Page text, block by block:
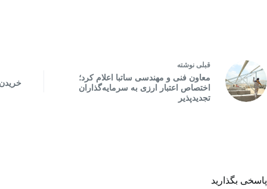
قبلی نوشته
معاون فنی و مهندسی ساتبا اعلام کرد؛
اختصاص اعتبار ارزی به سرمایه‌گذاران
تجدیدپذیر
پاسخی بگذارید